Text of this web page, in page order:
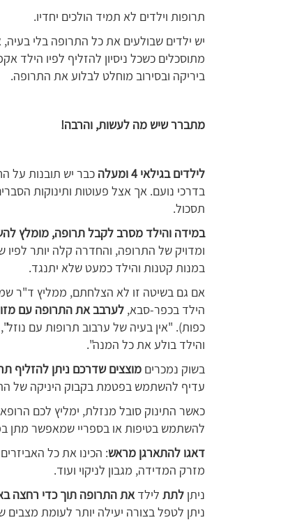
תרופות וילדים לא תמיד הולכים יחדיו.
יש ילדים שבולעים את כל התרופה בלי
מתוסכלים כשכל ניסיון להזליף לפיו הילד
ביריקה ובסירוב מוחלט לבלוע את התרופה.
מתברר שיש מה לעשות, והרבה!
לילדים בגילאי 4 ומעלה כבר יש תובנות על
בדרכי נועם. אך אצל פעוטות ותינוקות
תסכול.
במידה והילד מסרב לקבל תרופה, מומלץ
ומדויק של התרופה, והחדרה קלה יותר לפיו
במנות קטנות והילד כמעט שלא יתנגד.
אם גם בשיטה זו לא הצלחתם, ממליץ ד"ר
הילד בכפר-סבא, לערבב את התרופה עם
כפות). "אין בעיה של ערבוב תרופות עם
והילד בולע את כל המנה".
בשוק נמכרים מוצצים שדרכם ניתן להזליף
עדיף להשתמש בפטמת בקבוק היניקה של
כאשר התינוק סובל מנזלת, ימליץ לכם
להשתמש בטיפות או בספריי שמאפשר מתן
דאגו להתארגן מראש: הכינו את כל
מזרק המדידה, מגבון לניקוי ועוד.
ניתן לתת לילדאת התרופה תוך כדי רחצה
ניתן לטפל בצורה יעילה יותר לעומת